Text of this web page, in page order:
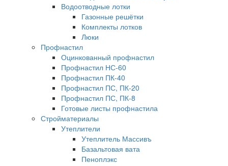
Водоотводные лотки
Газонные решётки
Комплекты лотков
Люки
Профнастил
Оцинкованный профнастил
Профнастил НС-60
Профнастил ПК-40
Профнастил ПС, ПК-20
Профнастил ПС, ПК-8
Готовые листы профнастила
Стройматериалы
Утеплители
Утеплитель Массивъ
Базальтовая вата
Пеноплэкс